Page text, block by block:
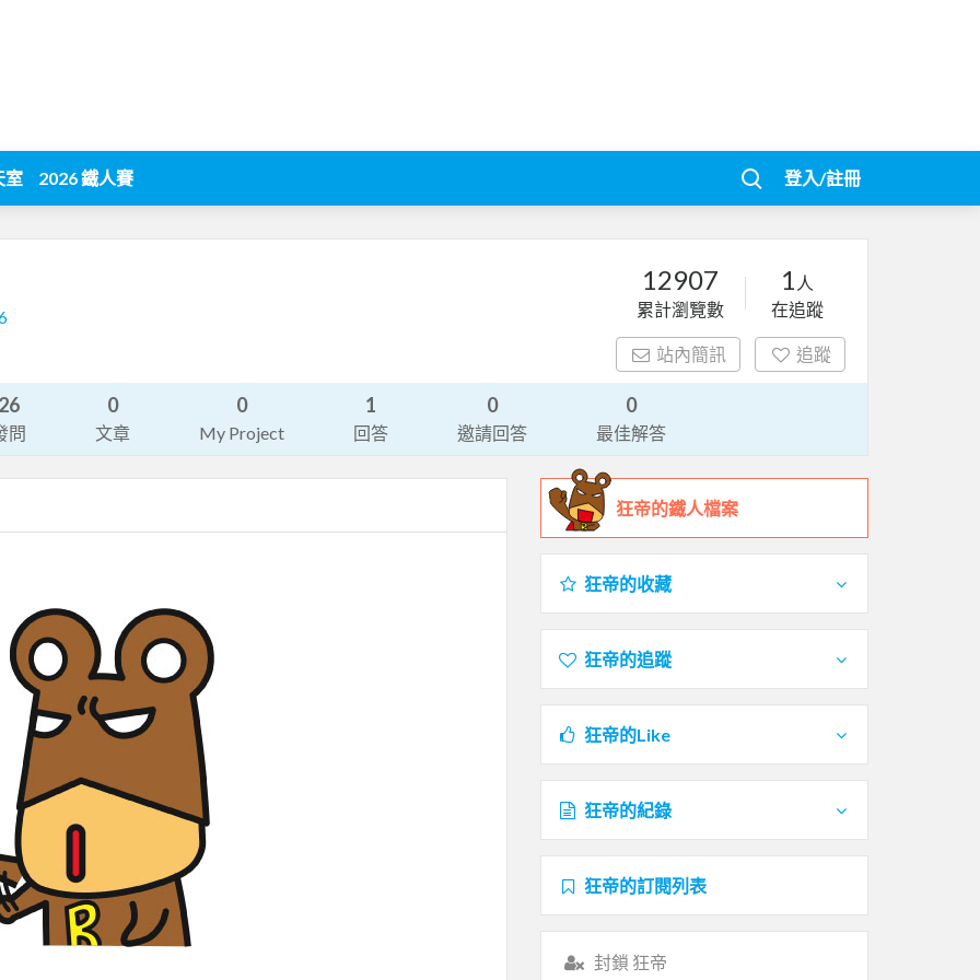
室 2026 鐵人賽 登入/註冊
12907
累計瀏覽數
1 人
在追蹤
站內簡訊 追蹤
問
0
文章
0
My Project
1
回答
0
邀請回答
0
最佳解答
狂帝的鐵人檔案
狂帝的收藏
狂帝的追蹤
狂帝的Like
狂帝的紀錄
狂帝的訂閱列表
封鎖 狂帝